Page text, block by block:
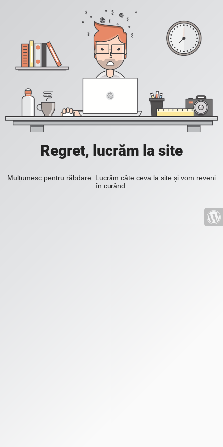
Regret, lucrăm la site
Mulțumesc pentru răbdare. Lucrăm câte ceva la site și vom reveni
în curând.